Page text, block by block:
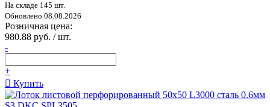
На складе 145 шт.
Обновлено 08.08.2026
Розничная цена:
980.88 руб. / шт.
-
+
Купить